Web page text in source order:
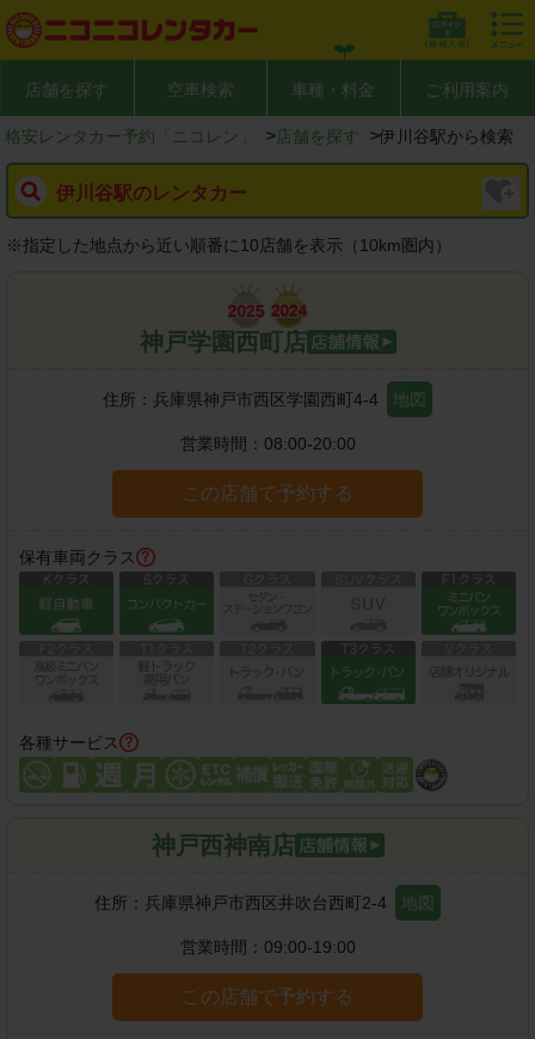
店舗を探す 空車検索 車種・料金 ご利用案内
格安レンタカー予約「ニコレン」 > 店舗を探す >伊川谷駅から検索
伊川谷駅のレンタカー
※指定した地点から近い順番に10店舗を表示（ 10km圏内）
神戸学園西町店
住所： 兵庫県神戸市西区学園西町4-4 地図
営業時間： 08:00-20:00
この店舗で予約する
保有車両クラス
各種サービス
神戸西神南店
住所： 兵庫県神戸市西区井吹台西町2-4 地図
営業時間： 09:00-19:00
この店舗で予約する